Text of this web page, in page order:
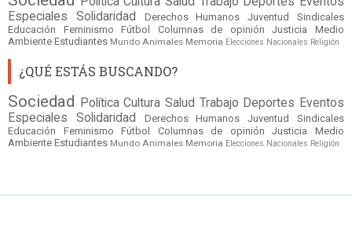
Especiales
Solidaridad Derechos Humanos Juventud
Sindicales
Educación
Feminismo Fútbol Columnas de opinión Justicia
Medio
Ambiente Estudiantes Mundo Animales Memoria Elecciones Nacionales Religión
¿QUÉ ESTÁS BUSCANDO?
Sociedad Política Cultura Salud Trabajo Deportes Eventos
Especiales
Solidaridad Derechos Humanos Juventud
Sindicales
Educación
Feminismo Fútbol Columnas de opinión Justicia
Medio
Ambiente Estudiantes Mundo Animales Memoria Elecciones Nacionales Religión